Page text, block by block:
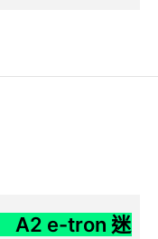
A2 e-tron 迷